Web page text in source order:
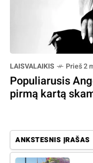
LAISVALAIKIS Prieš 2
Populiarusis
pirmą kartą
ANKSTESNIS ĮRAŠAS